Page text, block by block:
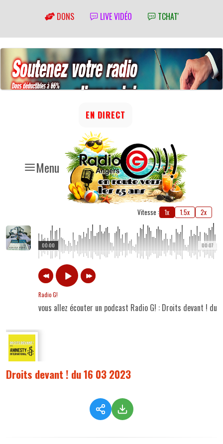
DONS LIVE VIDÉO TCHAT'
Menu
EN DIRECT
Vitesse : 1x 1.5x 2x
00:07
00:00
Radio G!
vous allez écouter un podcast Radio G! : Droits devant ! du
Droits devant ! du 16 03 2023